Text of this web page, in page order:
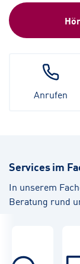
Anrufen
Services im
In unserem
Beratung rund